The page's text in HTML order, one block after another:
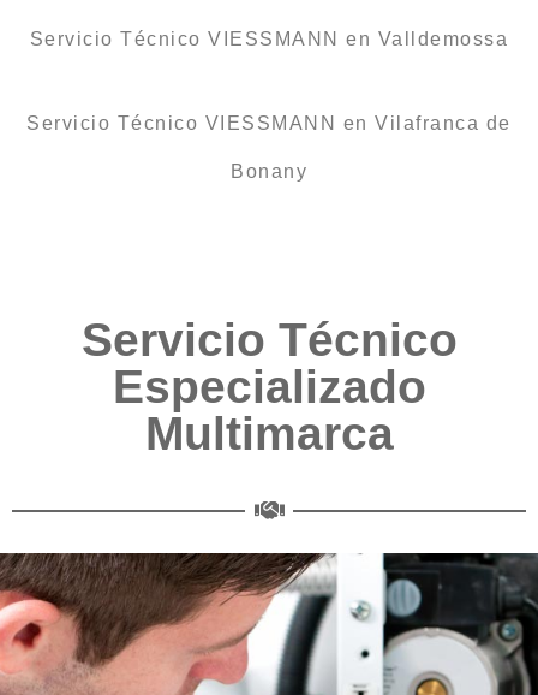
Servicio Técnico VIESSMANN en Valldemossa
Servicio Técnico VIESSMANN en Vilafranca de
Bonany
Servicio Técnico
Especializado
Multimarca